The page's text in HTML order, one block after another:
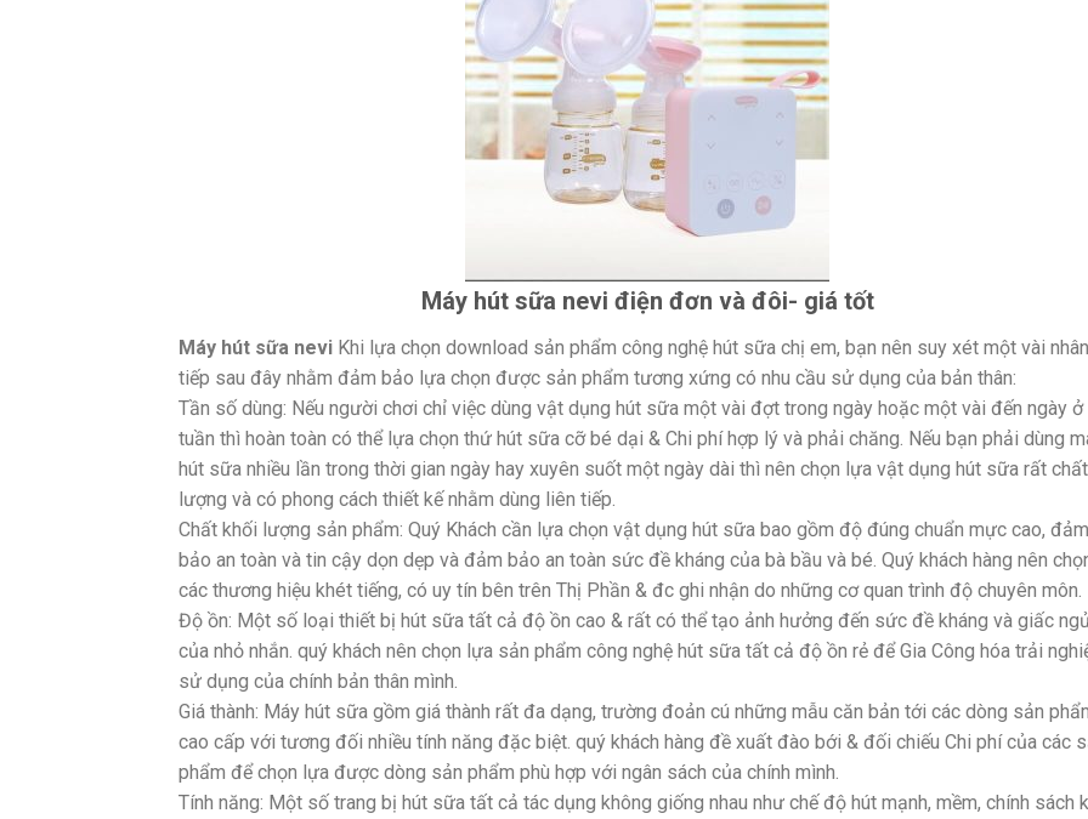
Máy hút sữa nevi điện đơn và đôi- giá tốt
Máy hút sữa nevi Khi lựa chọn download sản phẩm công nghệ hút sữa chị em, bạn nên suy xét một vài
tiếp sau đây nhằm đảm bảo lựa chọn được sản phẩm tương xứng có nhu cầu sử dụng của bản thân:
Tần số dùng: Nếu người chơi chỉ việc dùng vật dụng hút sữa một vài đợt trong ngày hoặc một vài đến ngày ở
tuần thì hoàn toàn có thể lựa chọn thứ hút sữa cỡ bé dại & Chi phí hợp lý và phải chăng. Nếu bạn phải dùng
hút sữa nhiều lần trong thời gian ngày hay xuyên suốt một ngày dài thì nên chọn lựa vật dụng hút sữa rất chất
lượng và có phong cách thiết kế nhằm dùng liên tiếp.
Chất khối lượng sản phẩm: Quý Khách cần lựa chọn vật dụng hút sữa bao gồm độ đúng chuẩn mực cao, đảm
bảo an toàn và tin cậy dọn dẹp và đảm bảo an toàn sức đề kháng của bà bầu và bé. Quý khách hàng nên
các thương hiệu khét tiếng, có uy tín bên trên Thị Phần & đc ghi nhận do những cơ quan trình độ chuyên môn.
Độ ồn: Một số loại thiết bị hút sữa tất cả độ ồn cao & rất có thể tạo ảnh hưởng đến sức đề kháng và giấc ngủ
của nhỏ nhắn. quý khách nên chọn lựa sản phẩm công nghệ hút sữa tất cả độ ồn rẻ để Gia Công hóa trải
sử dụng của chính bản thân mình.
Giá thành: Máy hút sữa gồm giá thành rất đa dạng, trường đoản cú những mẫu căn bản tới các dòng sản
cao cấp với tương đối nhiều tính năng đặc biệt. quý khách hàng đề xuất đào bới & đối chiếu Chi phí của các
phẩm để chọn lựa được dòng sản phẩm phù hợp với ngân sách của chính mình.
Tính năng: Một số trang bị hút sữa tất cả tác dụng không giống nhau như chế độ hút mạnh, mềm, chính sách